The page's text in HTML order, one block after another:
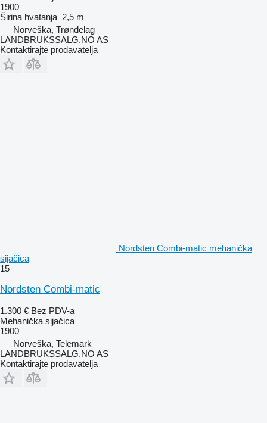
1900
Širina hvatanja 2,5 m
Norveška, Trøndelag
LANDBRUKSSALG.NO AS
Kontaktirajte prodavatelja
Nordsten Combi-matic mehanička
sijačica
15
Nordsten Combi-matic
1.300 € Bez PDV-a
Mehanička sijačica
1900
Norveška, Telemark
LANDBRUKSSALG.NO AS
Kontaktirajte prodavatelja